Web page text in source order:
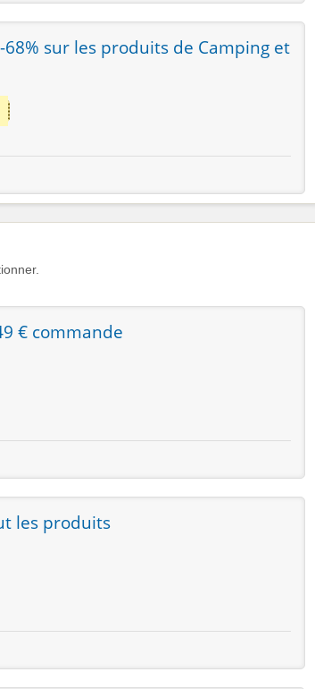
68% sur les produits de Camping et
€ commande
les produits